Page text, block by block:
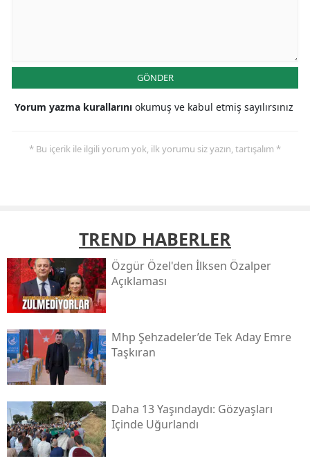
GÖNDER
Yorum yazma kurallarını okumuş ve kabul etmiş sayılırsınız
* Bu içerik ile ilgili yorum yok, ilk yorumu siz yazın, tartışalım *
TREND HABERLER
Özgür Özel'den İlksen Özalper
Açıklaması
Mhp Şehzadeler’de Tek Aday Emre
Taşkıran
Daha 13 Yaşındaydı: Gözyaşları
Içinde Uğurlandı